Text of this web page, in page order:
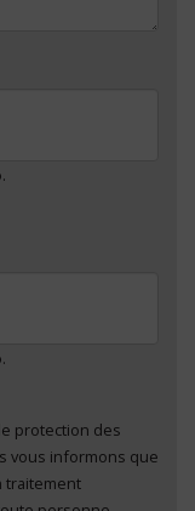
.
.
au traitement
*
protection des
vous informons que
traitement